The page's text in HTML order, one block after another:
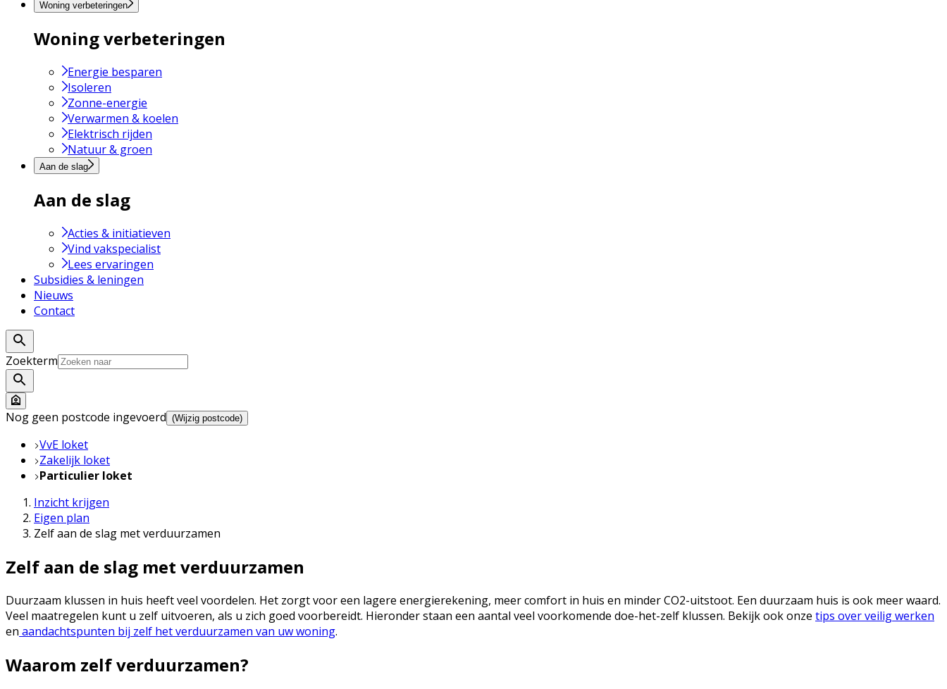
Woning verbeteringen
Woning verbeteringen
Energie besparen
Isoleren
Zonne-energie
Verwarmen & koelen
Elektrisch rijden
Natuur & groen
Aan de slag
Aan de slag
Acties & initiatieven
Vind vakspecialist
Lees ervaringen
Subsidies & leningen
Nieuws
Contact
Zoekterm
Nog geen postcode ingevoerd (Wijzig postcode)
VvE loket
Zakelijk loket
Particulier loket
Inzicht krijgen
Eigen plan
Zelf aan de slag met verduurzamen
Zelf aan de slag met verduurzamen
Duurzaam klussen in huis heeft veel voordelen. Het zorgt voor een lagere energierekening, meer comfort in huis en minder CO2-uitstoot. Een duurzaam huis is ook meer waard.
Veel maatregelen kunt u zelf uitvoeren, als u zich goed voorbereidt. Hieronder staan een aantal veel voorkomende doe-het-zelf klussen. Bekijk ook onze tips over veilig werken
en aandachtspunten bij zelf het verduurzamen van uw woning.
Waarom zelf verduurzamen?